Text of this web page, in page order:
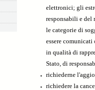
elettronici; gli
responsabili e del
le categorie di
essere comunicati
in qualità di
Stato, di
richiederne
richiedere la